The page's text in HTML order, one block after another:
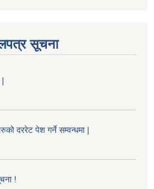
सूचना
|
दररेट पेश गर्ने सम्वन्धमा |
!